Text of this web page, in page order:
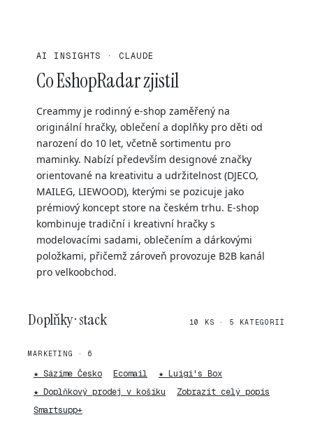
AI INSIGHTS · CLAUDE
Co EshopRadar zjistil
Creammy je rodinný e-shop zaměřený na
originální hračky, oblečení a doplňky pro děti od
narození do 10 let, včetně sortimentu pro
maminky. Nabízí především designové značky
orientované na kreativitu a udržitelnost (DJECO,
MAILEG, LIEWOOD), kterými se pozicuje jako
prémiový koncept store na českém trhu. E-shop
kombinuje tradiční i kreativní hračky s
modelovacími sadami, oblečením a dárkovými
položkami, přičemž zároveň provozuje B2B kanál
pro velkoobchod.
Doplňky · stack 10 KS · 5 KATEGORIÍ
MARKETING · 6
★ Sázíme Česko Ecomail
★ Luigi's Box
★ Doplňkový prodej v košíku
Zobrazit celý popis
Smartsupp+